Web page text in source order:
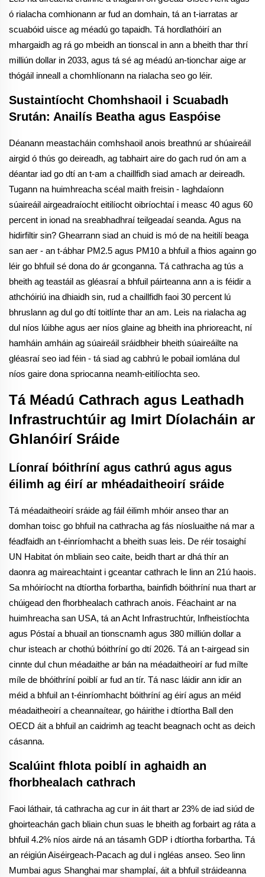
ó rialacha comhionann ar fud an domhain, tá an t-iarratas ar
scuabóid uisce ag méadú go tapaidh. Tá hordlathóirí an
mhargaidh ag rá go mbeidh an tionscal in ann a bheith thar thrí
milliún dollar in 2033, agus tá sé ag méadú an-tionchar aige ar
thógáil inneall a chomhlíonann na rialacha seo go léir.
Sustaintíocht Chomhshaoil i Scuabadh
Srután: Anailís Beatha agus Easpóise
Déanann meastacháin comhshaoil anois breathnú ar shúaireáil
airgid ó thús go deireadh, ag tabhairt aire do gach rud ón am a
déantar iad go dtí an t-am a chaillfidh siad amach ar deireadh.
Tugann na huimhreacha scéal maith freisin - laghdaíonn
súaireáil airgeadraíocht eitilíocht oibríochtaí i measc 40 agus 60
percent in ionad na sreabhadhraí teilgeadaí seanda. Agus na
hidirfiltir sin? Ghearrann siad an chuid is mó de na heitilí beaga
san aer - an t-ábhar PM2.5 agus PM10 a bhfuil a fhios againn go
léir go bhfuil sé dona do ár gconganna. Tá cathracha ag tús a
bheith ag teastáil as gléasraí a bhfuil páirteanna ann a is féidir a
athchóiriú ina dhiaidh sin, rud a chaillfidh faoi 30 percent lú
bhruslann ag dul go dtí toitlínte thar an am. Leis na rialacha ag
dul níos lúibhe agus aer níos glaine ag bheith ina phrioreacht, ní
hamháin amháin ag súaireáil sráidbheir bheith súaireáilte na
gléasraí seo iad féin - tá siad ag cabhrú le pobail iomlána dul
níos gaire dona spriocanna neamh-eitilíochta seo.
Tá Méadú Cathrach agus Leathadh
Infrastruchtúir ag Imirt Díolacháin ar
Ghlanóirí Sráide
Líonraí bóithríní agus cathrú agus agus
éilimh ag éirí ar mhéadaitheoirí sráide
Tá méadaitheoirí sráide ag fáil éilimh mhóir anseo thar an
domhan toisc go bhfuil na cathracha ag fás níosluaithe ná mar a
féadfaidh an t-éinríomhacht a bheith suas leis. De réir tosaighí
UN Habitat ón mbliain seo caite, beidh thart ar dhá thír an
daonra ag maireachtaint i gceantar cathrach le linn an 21ú haois.
Sa mhóiríocht na dtíortha forbartha, bainfidh bóithríní nua thart ar
chúigead den fhorbhealach cathrach anois. Féachaint ar na
huimhreacha san USA, tá an Acht Infrastruchtúr, Infheistíochta
agus Póstaí a bhuail an tionscnamh agus 380 milliún dollar a
chur isteach ar chothú bóithríní go dtí 2026. Tá an t-airgead sin
cinnte dul chun méadaithe ar bán na méadaitheoirí ar fud mílte
míle de bhóithríní poiblí ar fud an tír. Tá nasc láidir ann idir an
méid a bhfuil an t-éinríomhacht bóithríní ag éirí agus an méid
méadaitheoirí a cheannaítear, go háirithe i dtíortha Ball den
OECD áit a bhfuil an caidrimh ag teacht beagnach ocht as deich
cásanna.
Scalúint fhlota poiblí in aghaidh an
fhorbhealach cathrach
Faoi láthair, tá cathracha ag cur in áit thart ar 23% de iad siúd de
ghoirteachán gach bliain chun suas le bheith ag forbairt ag ráta a
bhfuil 4.2% níos airde ná an tásamh GDP i dtíortha forbartha. Tá
an réigiún Aiséirgeach-Pacach ag dul i ngléas anseo. Seo linn
Mumbai agus Shanghai mar shamplaí, áit a bhfuil stráideanna